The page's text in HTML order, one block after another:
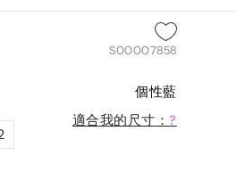
S00007858
個性藍
適合我的尺寸：?